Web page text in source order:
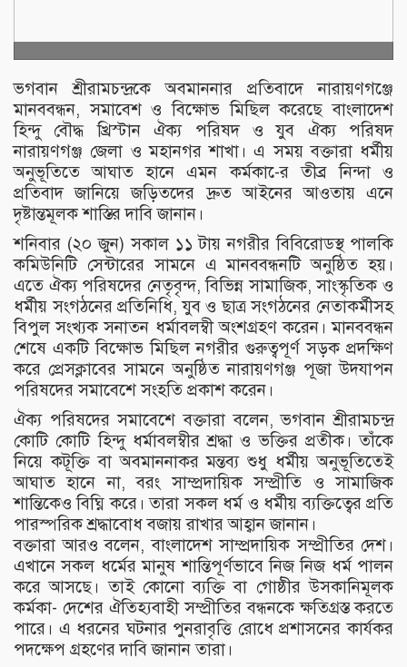
ভগবান শ্রীরামচন্দ্রকে অবমাননার প্রতিবাদে নারায়ণগঞ্জে
মানববন্ধন, সমাবেশ ও বিক্ষোভ মিছিল করেছে বাংলাদেশ
হিন্দু বৌদ্ধ খ্রিস্টান ঐক্য পরিষদ ও যুব ঐক্য পরিষদ
নারায়ণগঞ্জ জেলা ও মহানগর শাখা। এ সময় বক্তারা ধর্মীয়
অনুভূতিতে আঘাত হানে এমন কর্মকা-ের তীব্র নিন্দা ও
প্রতিবাদ জানিয়ে জড়িতদের দ্রুত আইনের আওতায় এনে
দৃষ্টান্তমূলক শাস্তির দাবি জানান।
শনিবার (২০ জুন) সকাল ১১ টায় নগরীর বিবিরোডস্থ পালকি
কমিউনিটি সেন্টারের সামনে এ মানববন্ধনটি অনুষ্ঠিত হয়।
এতে ঐক্য পরিষদের নেতৃবৃন্দ, বিভিন্ন সামাজিক, সাংস্কৃতিক ও
ধর্মীয় সংগঠনের প্রতিনিধি, যুব ও ছাত্র সংগঠনের নেতাকর্মীসহ
বিপুল সংখ্যক সনাতন ধর্মাবলম্বী অংশগ্রহণ করেন। মানববন্ধন
শেষে একটি বিক্ষোভ মিছিল নগরীর গুরুত্বপূর্ণ সড়ক প্রদক্ষিণ
করে প্রেসক্লাবের সামনে অনুষ্ঠিত নারায়ণগঞ্জ পূজা উদযাপন
পরিষদের সমাবেশে সংহতি প্রকাশ করেন।
ঐক্য পরিষদের সমাবেশে বক্তারা বলেন, ভগবান শ্রীরামচন্দ্র
কোটি কোটি হিন্দু ধর্মাবলম্বীর শ্রদ্ধা ও ভক্তির প্রতীক। তাঁকে
নিয়ে কটূক্তি বা অবমাননাকর মন্তব্য শুধু ধর্মীয় অনুভূতিতেই
আঘাত হানে না, বরং সাম্প্রদায়িক সম্প্রীতি ও সামাজিক
শান্তিকেও বিঘ্নি করে। তারা সকল ধর্ম ও ধর্মীয় ব্যক্তিত্বের প্রতি
পারস্পরিক শ্রদ্ধাবোধ বজায় রাখার আহ্বান জানান।
বক্তারা আরও বলেন, বাংলাদেশ সাম্প্রদায়িক সম্প্রীতির দেশ।
এখানে সকল ধর্মের মানুষ শান্তিপূর্ণভাবে নিজ নিজ ধর্ম পালন
করে আসছে। তাই কোনো ব্যক্তি বা গোষ্ঠীর উসকানিমূলক
কর্মকা- দেশের ঐতিহ্যবাহী সম্প্রীতির বন্ধনকে ক্ষতিগ্রস্ত করতে
পারে। এ ধরনের ঘটনার পুনরাবৃত্তি রোধে প্রশাসনের কার্যকর
পদক্ষেপ গ্রহণের দাবি জানান তারা।